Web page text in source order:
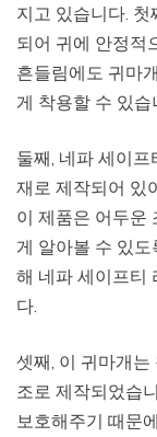
지고 있습니다.
되어 귀에 안정적
흔들림에도 귀마
게 착용할 수 있습
둘째, 네파 세이
재로 제작되어 있
이 제품은 어두운
게 알아볼 수 있
해 네파 세이프티
다.
셋째, 이 귀마개
조로 제작되었습
보호해주기 때문